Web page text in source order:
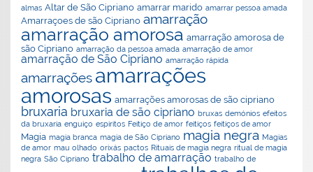
almas Altar de São Cipriano amarrar marido amarrar pessoa amada
Amarraçoes de são Cipriano amarração
amarração amorosa amarração amorosa de
são Cipriano amarração da pessoa amada amarração de amor
amarração de São Cipriano amarração rápida
amarrações amarrações
amorosas amarrações amorosas de são cipriano
bruxaria bruxaria de são cipriano bruxas demónios efeitos
da bruxaria enguiço espiritos Feitiço de amor feitiços feitiços de amor
Magia magia branca magia de São Cipriano magia negra Magias
de amor mau olhado orixás pactos Rituais de magia negra ritual de magia
negra São Cipriano trabalho de amarração trabalho de